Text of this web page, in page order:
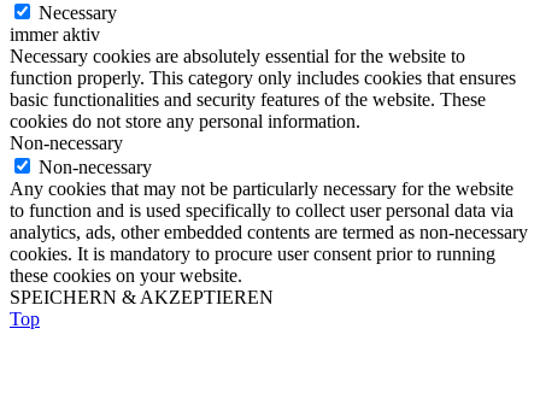
Necessary
immer aktiv
Necessary cookies are absolutely essential for the website to
function properly. This category only includes cookies that ensures
basic functionalities and security features of the website. These
cookies do not store any personal information.
Non-necessary
Non-necessary
Any cookies that may not be particularly necessary for the website
to function and is used specifically to collect user personal data via
analytics, ads, other embedded contents are termed as non-necessary
cookies. It is mandatory to procure user consent prior to running
these cookies on your website.
SPEICHERN & AKZEPTIEREN
Top